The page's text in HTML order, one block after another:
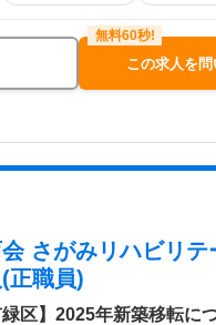
この求人を
さがみリハビリ
正職員)
緑区】2025年新築移転に